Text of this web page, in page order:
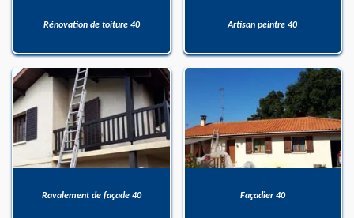
Rénovation de toiture 40 Artisan peintre 40
Ravalement de façade 40 Façadier 40